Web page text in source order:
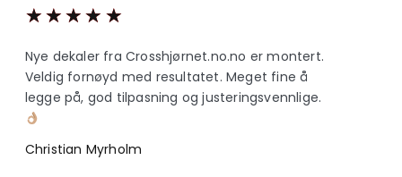
★ ★ ★ ★ ★
Nye dekaler fra Crosshjørnet.no.no er montert.
Veldig fornøyd med resultatet. Meget fine å
legge på, god tilpasning og justeringsvennlige.
Christian Myrholm